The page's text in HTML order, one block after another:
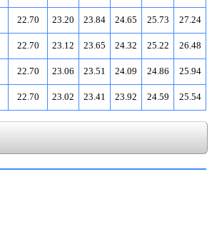
22.70 23.20 23.84 24.65 25.73 27.24
22.70 23.12 23.65 24.32 25.22 26.48
22.70 23.06 23.51 24.09 24.86 25.94
22.70 23.02 23.41 23.92 24.59 25.54